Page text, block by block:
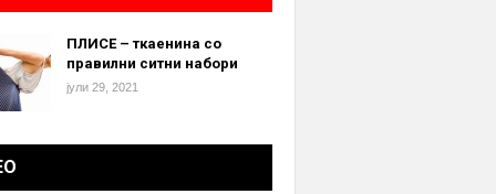
ПЛИСЕ – ткаенина со
правилни ситни набори
јули 29, 2021